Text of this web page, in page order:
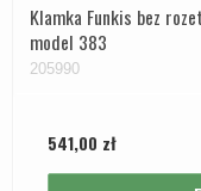
Klamka Funkis bez
model 383
205990
541,00 zł